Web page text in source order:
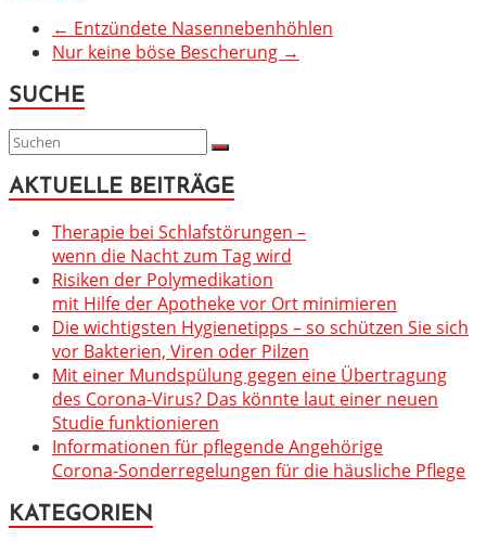
← Entzündete Nasennebenhöhlen
Nur keine böse Bescherung →
SUCHE
AKTUELLE BEITRÄGE
Therapie bei Schlafstörungen –
wenn die Nacht zum Tag wird
Risiken der Polymedikation
mit Hilfe der Apotheke vor Ort minimieren
Die wichtigsten Hygienetipps – so schützen Sie sich
vor Bakterien, Viren oder Pilzen
Mit einer Mundspülung gegen eine Übertragung
des Corona-Virus? Das könnte laut einer neuen
Studie funktionieren
Informationen für pflegende Angehörige
Corona-Sonderregelungen für die häusliche Pflege
KATEGORIEN